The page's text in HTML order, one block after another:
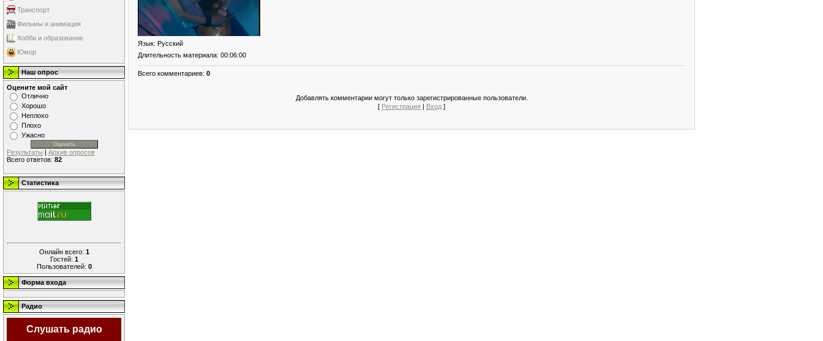
Транспорт
Фильмы и анимация
Хобби и образование
Юмор
Наш опрос
Оцените мой сайт
Отлично
Хорошо
Неплохо
Плохо
Ужасно
Результаты | Архив опросов
Всего ответов: 82
Статистика
Онлайн всего: 1
Гостей: 1
Пользователей: 0
Форма входа
Радио
Слушать радио
Язык: Русский
Длительность материала: 00:06:00
Всего комментариев: 0
Добавлять комментарии могут только зарегистрированные пользователи.
[ Регистрация | Вход ]